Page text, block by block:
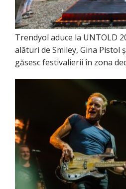
Trendyol aduce la UNTOLD
alături de Smiley, Gina Pistol
găsesc festivalierii în zona